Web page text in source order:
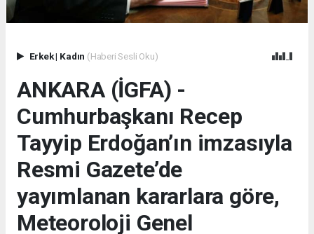
Erkek| Kadın (Haberi Sesli Oku)
ANKARA (İGFA) -
Cumhurbaşkanı Recep
Tayyip Erdoğan’ın imzasıyla
Resmi Gazete’de
yayımlanan kararlara göre,
Meteoroloji Genel